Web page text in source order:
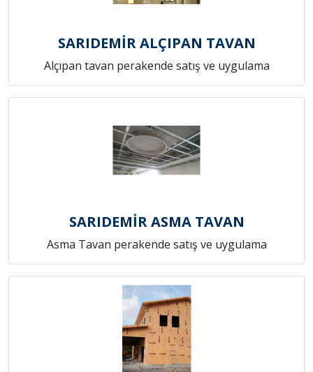
SARIDEMİR ALÇIPAN TAVAN
Alçıpan tavan perakende satış ve uygulama
SARIDEMİR ASMA TAVAN
Asma Tavan perakende satış ve uygulama